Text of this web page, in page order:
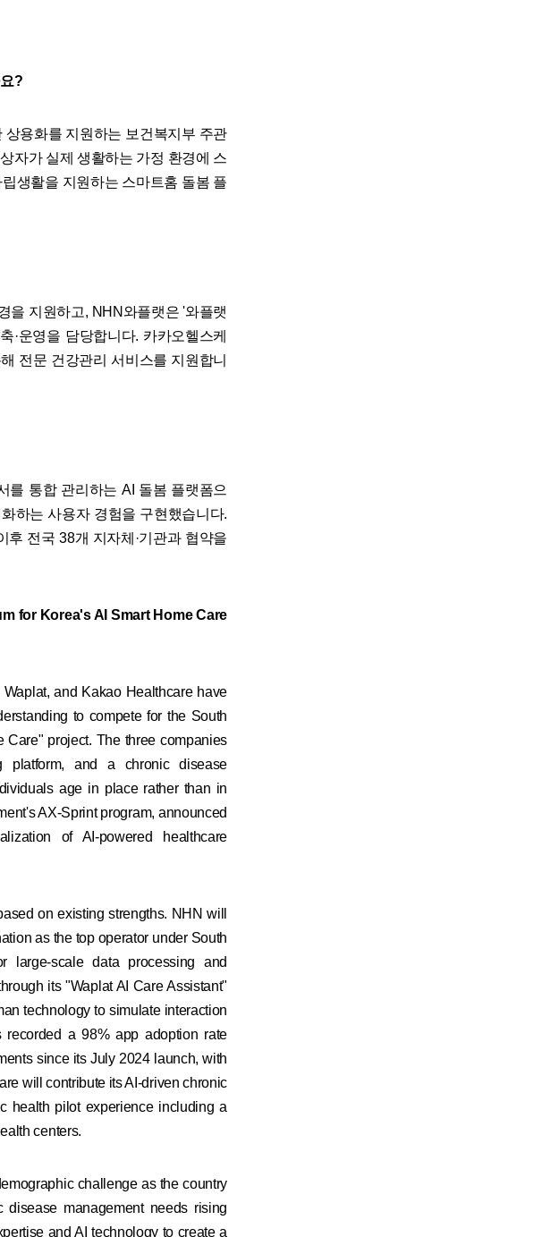
?
용화를 지원하는 보건복지부 주관
자가 실제 생활하는 가정 환경에 스
생활을 지원하는 스마트홈 돌봄 플
을 지원하고, NHN와플랫은 '와플랫
·운영을 담당합니다. 카카오헬스케
전문 건강관리 서비스를 지원합니
를 통합 관리하는 AI 돌봄 플랫폼으
하는 사용자 경험을 구현했습니다.
전국 38개 지자체·기관과 협약을
for Korea's AI Smart Home Care
and Kakao Healthcare have
to compete for the South
Care" project. The three companies
platform, and a chronic disease
age in place rather than in
AX-Sprint program, announced
of AI-powered healthcare
on existing strengths. NHN will
as the top operator under South
large-scale data processing and
its "Waplat AI Care Assistant"
technology to simulate interaction
a 98% app adoption rate
since its July 2024 launch, with
will contribute its AI-driven chronic
health pilot experience including a
centers.
challenge as the country
management needs rising
and AI technology to create a